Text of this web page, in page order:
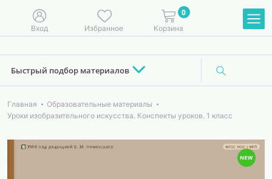
Вход Избранное
0
Корзина
Быстрый подбор материалов
Главная
Образовательные материалы
Уроки изобразительного искусства. Конспекты уроков. 1 класс